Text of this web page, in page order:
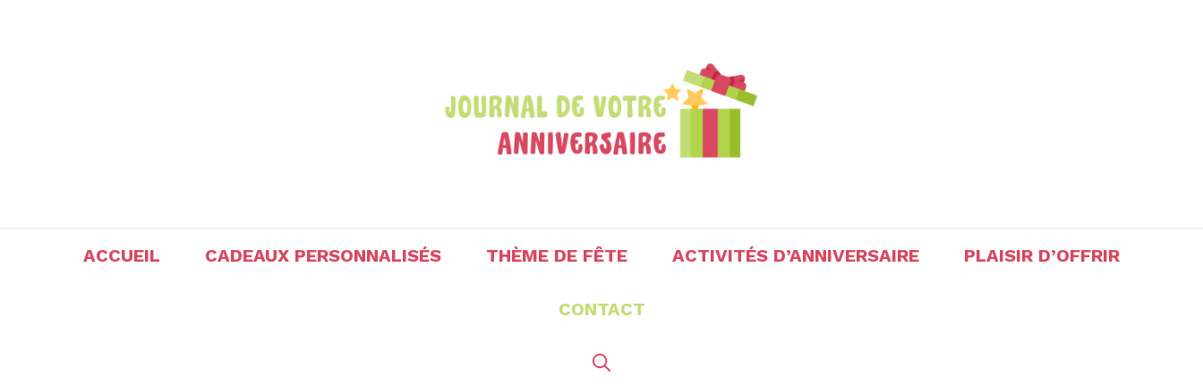
ACCUEIL CADEAUX PERSONNALISÉS THÈME DE FÊTE ACTIVITÉS D’ANNIVERSAIRE PLAISIR D’OFFRIR
CONTACT